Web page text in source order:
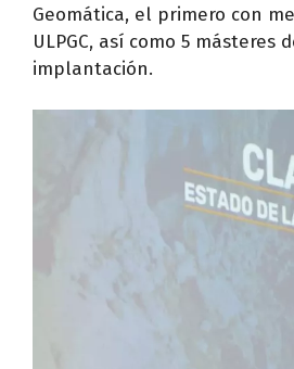
Geomática, el primero con
ULPGC, así como 5 másteres
implantación.